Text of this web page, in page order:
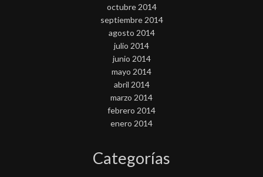
octubre 2014
septiembre 2014
agosto 2014
julio 2014
junio 2014
mayo 2014
abril 2014
marzo 2014
febrero 2014
enero 2014
Categorías